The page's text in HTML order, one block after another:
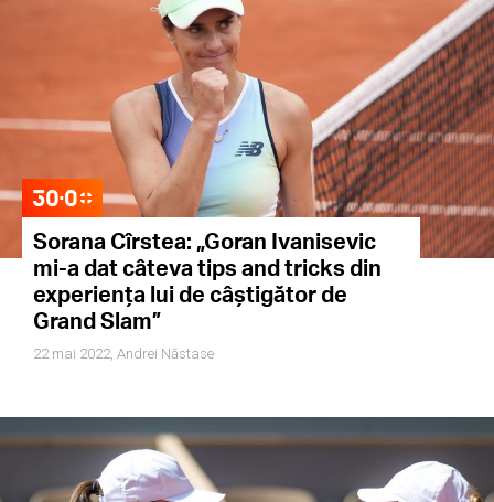
Sorana Cîrstea: „Goran Ivanisevic
mi-a dat câteva tips and tricks din
experiența lui de câștigător de
Grand Slam”
22 mai 2022, Andrei Năstase